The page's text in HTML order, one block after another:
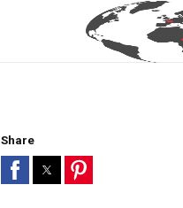
Share